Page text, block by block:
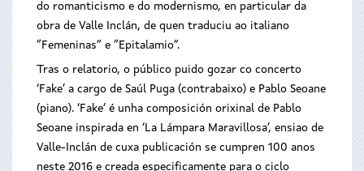
do romanticismo e do modernismo, en particular da
obra de Valle Inclán, de quen traduciu ao italiano
“Femeninas” e “Epitalamio”.
Tras o relatorio, o público puido gozar co concerto
‘Fake’ a cargo de Saúl Puga (contrabaixo) e Pablo Seoane
(piano). ‘Fake’ é unha composición orixinal de Pablo
Seoane inspirada en ‘La Lámpara Maravillosa’, ensiao de
Valle-Inclán de cuxa publicación se cumpren 100 anos
neste 2016 e creada especificamente para o ciclo